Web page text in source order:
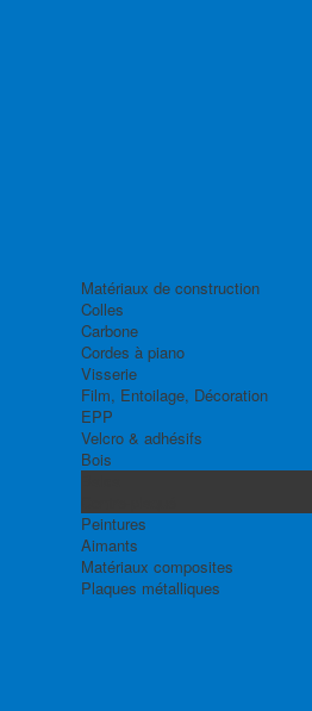
Matériaux de construction
Colles
Carbone
Cordes à piano
Visserie
Film, Entoilage, Décoration
EPP
Velcro & adhésifs
Bois
Peintures
Aimants
Matériaux composites
Plaques métalliques